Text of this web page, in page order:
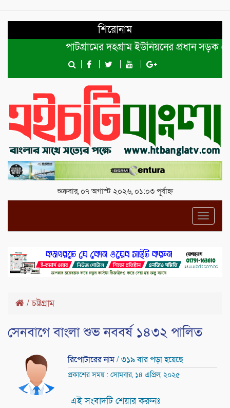
শিরোনাম
পাটগ্রামের দহগ্রাম ইউনিয়নের প্রধান সড়ক ভেঙ্গে
শুক্রবার, ০৭ অগাস্ট ২০২৬, ০১:০৩ পূর্বাহ্ন
/চট্টগ্রাম
সেনবাগে বাংলা শুভ নববর্ষ ১৪৩২ পালিত
রিপোটারের নাম/ ৩১৯ বার পড়া হয়েছে
প্রকাশের সময় : সোমবার, ১৪ এপ্রিল, ২০২৫
এই সংবাদটি শেয়ার করুনঃ